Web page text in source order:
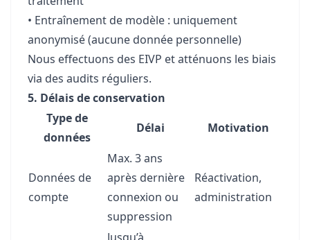
• Entraînement de modèle : uniquement
anonymisé (aucune donnée personnelle)
Nous effectuons des EIVP et atténuons les biais
via des audits réguliers.
5. Délais de conservation
Type de
données
Délai Motivation
Données de
compte
Max. 3 ans
après dernière
connexion ou
suppression
Réactivation,
administration